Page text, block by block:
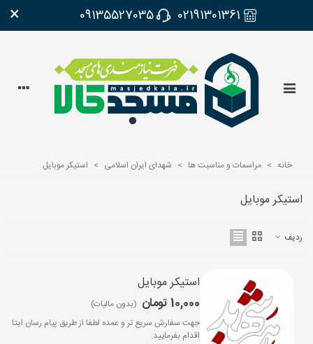
02191301361
09135527035
×
خانه > مراسمات و مناسبت ها > شهدای ایران اسلامی > استیکر موبایل
استیکر موبایل
ردیف
استیکر موبایل
10,000 تومان
(بدون مالیات)
جهت سفارش سریع تر و عمده لطفا از طریق پیام رسان ایتا
اقدام بفرمایید.